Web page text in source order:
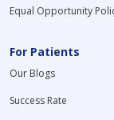
Equal Opportunity
For Patients
Our Blogs
Success Rate